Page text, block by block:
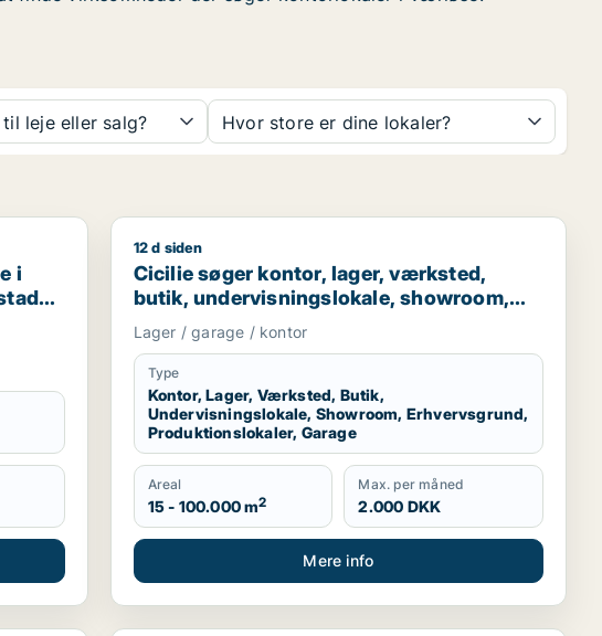
leje eller salg? Hvor store er dine lokaler?
Frederiksberg eller Ørestad m.fl.
i
Cicilie søger kontor, lager, værksted, butik,
12 d siden
Cicilie søger kontor, lager, værksted,
butik, undervisningslokale, showroom,
erhvervsgrund, produktionslokaler eller
garage til leje i Region Sjælland eller
Nordsjælland
Lager / garage / kontor
Type
Kontor, Lager, Værksted, Butik,
Undervisningslokale, Showroom, Erhvervsgrund,
Produktionslokaler, Garage
Areal
15 - 100.000 m2
Max. per måned
2.000 DKK
Mere info